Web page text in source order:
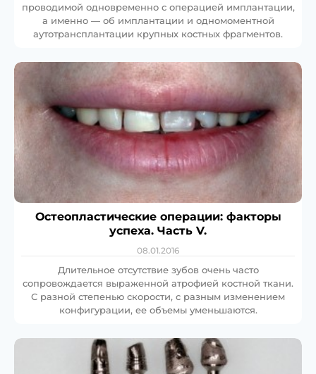
проводимой одновременно с операцией имплантации,
а именно — об имплантации и одномоментной
аутотрансплантации крупных костных фрагментов.
Остеопластические операции: факторы
успеха. Часть V.
08.01.2016
Длительное отсутствие зубов очень часто
сопровождается выраженной атрофией костной ткани.
С разной степенью скорости, с разным изменением
конфигурации, ее объемы уменьшаются.